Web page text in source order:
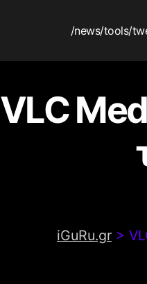
/news/tools/
VLC
iGuRu.gr >